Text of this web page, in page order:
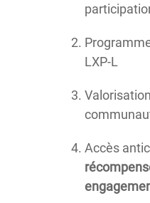
LXP-L
Accès